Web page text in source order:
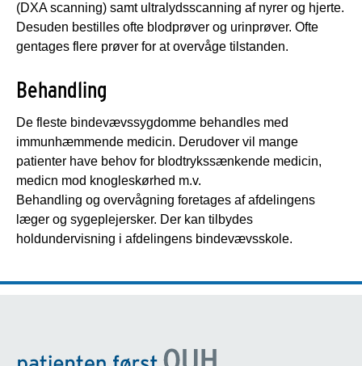
(DXA scanning) samt ultralydsscanning af nyrer og hjerte.
Desuden bestilles ofte blodprøver og urinprøver. Ofte
gentages flere prøver for at overvåge tilstanden.
Behandling
De fleste bindevævssygdomme behandles med
immunhæmmende medicin. Derudover vil mange
patienter have behov for blodtrykssænkende medicin,
medicn mod knogleskørhed m.v.
Behandling og overvågning foretages af afdelingens
læger og sygeplejersker. Der kan tilbydes
holdundervisning i afdelingens bindevævsskole.